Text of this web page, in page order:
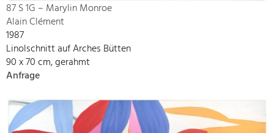
87 S 1G – Marylin Monroe
Alain Clément
1987
Linolschnitt auf Arches Bütten
90 x 70 cm, gerahmt
Anfrage